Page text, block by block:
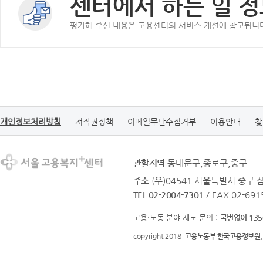
센터에서 하는 일
평가해 주신 내용은 고용센터의 서비스 개선에 참고됩니
개인정보처리방침 저작권정책 이메일무단수집거부 이용안내
관할지역 동대문구,종로구,중구
주소 (우)04541 서울특별시 중구
TEL 02-2004-7301 / FAX 02-
고용·노동 분야 제도 문의 : 국번없이
copyright 2018 고용노동부 한국고용정보원.